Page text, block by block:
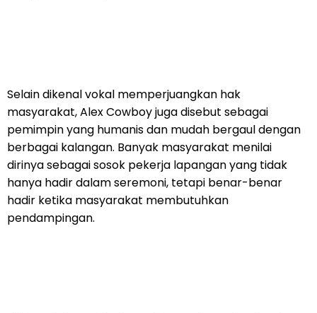
Selain dikenal vokal memperjuangkan hak
masyarakat, Alex Cowboy juga disebut sebagai
pemimpin yang humanis dan mudah bergaul dengan
berbagai kalangan. Banyak masyarakat menilai
dirinya sebagai sosok pekerja lapangan yang tidak
hanya hadir dalam seremoni, tetapi benar-benar
hadir ketika masyarakat membutuhkan
pendampingan.